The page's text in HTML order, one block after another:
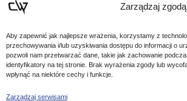
Zarządzaj zgodą
Aby zapewnić jak najlepsze wrażenia, korzystamy z
przechowywania i/lub uzyskiwania dostępu do informacji o
pozwoli nam przetwarzać dane, takie jak zachowanie
identyfikatory na tej stronie. Brak wyrażenia zgody lub
wpłynąć na niektóre cechy i funkcje.
Zarządzaj serwisami